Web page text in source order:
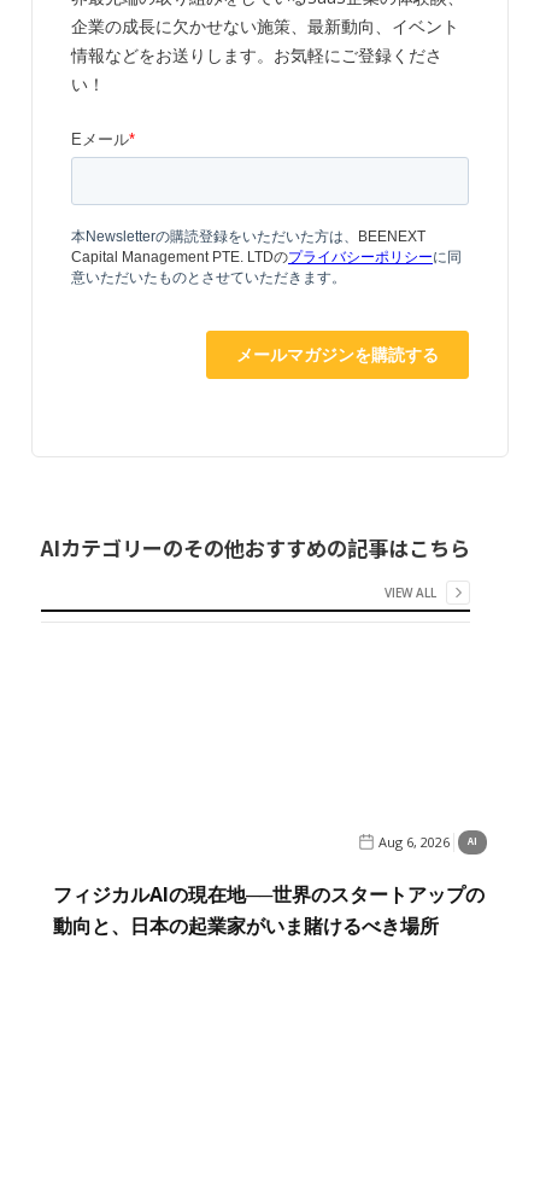
企業の成長に欠かせない施策、最新動向、イベント
情報などをお送りします。お気軽にご登録くださ
い！
AIカテゴリーのその他おすすめの記事はこちら
VIEW ALL
Aug 6, 2026 AI
フィジカルAIの現在地──世界のスタートアップの
動向と、日本の起業家がいま賭けるべき場所